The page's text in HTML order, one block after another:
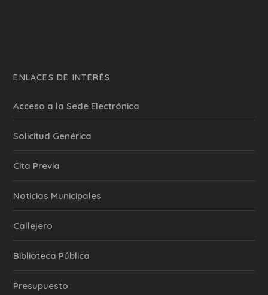
ENLACES DE INTERÉS
Acceso a la Sede Electrónica
Solicitud Genérica
Cita Previa
‎Noticias Municipales
Callejero
Biblioteca Pública
Presupuesto